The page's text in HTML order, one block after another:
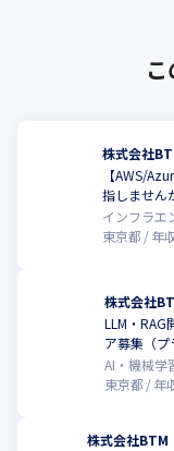
株式会社
【AWS/
指しません
インフラエ
東京都
年
株式会社
LLM・RAG
ア募集（プ
AI・機械学
東京都
年
株式会社BTM